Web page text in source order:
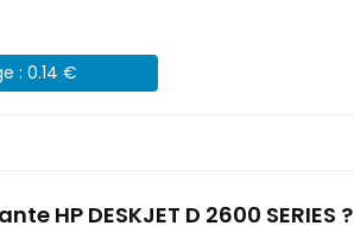
: 0.14 €
HP DESKJET D 2600 SERIES ?